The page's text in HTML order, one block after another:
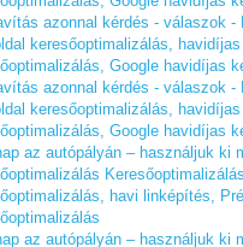
azonnal kérdés - válaszok
keresőoptimalizálás,
Google havidíjas
azonnal kérdés - válaszok
keresőoptimalizálás,
Google havidíjas
az autópályán – használjuk ki
havi linképítés,
az autópályán – használjuk ki